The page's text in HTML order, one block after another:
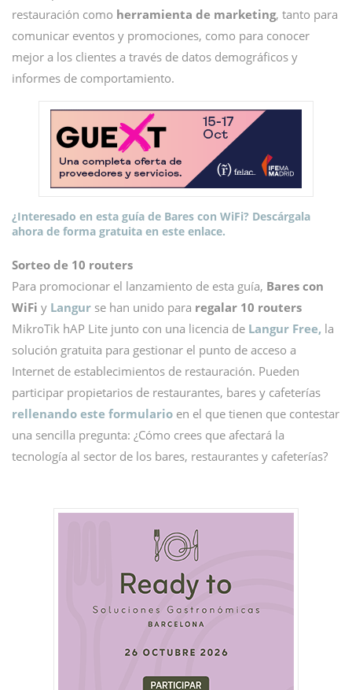
restauración como herramienta de marketing, tanto para
comunicar eventos y promociones, como para conocer
mejor a los clientes a través de datos demográficos y
informes de comportamiento.
¿Interesado en esta guía de Bares con WiFi? Descárgala
ahora de forma gratuita en este enlace.
Sorteo de 10 routers
Para promocionar el lanzamiento de esta guía, Bares con
WiFi y Langur se han unido para regalar 10 routers
MikroTik hAP Lite junto con una licencia de Langur Free, la
solución gratuita para gestionar el punto de acceso a
Internet de establecimientos de restauración. Pueden
participar propietarios de restaurantes, bares y cafeterías
rellenando este formulario en el que tienen que contestar
una sencilla pregunta: ¿Cómo crees que afectará la
tecnología al sector de los bares, restaurantes y cafeterías?